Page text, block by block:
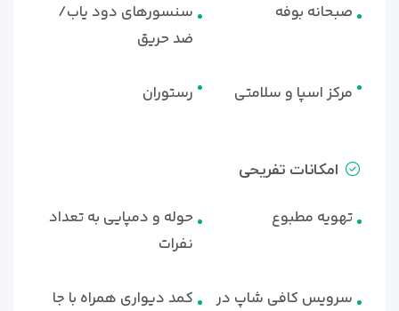
صبحانه بوفه
سنسورهای دود یاب/
ضد حریق
مرکز اسپا و سلامتی رستوران
امکانات تفریحی
تهویه مطبوع
حوله و دمپایی به تعداد
نفرات
سرویس کافی شاپ در
کمد دیواری همراه با جا